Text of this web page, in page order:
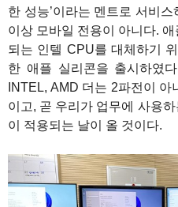
한 성능’이라는 멘트로 서비
이상 모바일 전용이 아니다.
되는 인텔 CPU를 대체하기
한 애플 실리콘을 출시하였
INTEL, AMD 더는 2파전이
이고, 곧 우리가 업무에 사용
이 적용되는 날이 올 것이다.